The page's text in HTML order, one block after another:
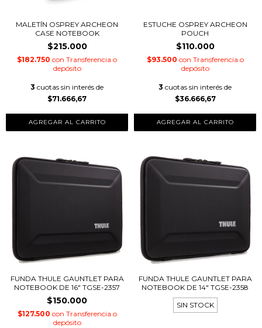
MALETÍN OSPREY ARCHEON
CASE NOTEBOOK
$215.000
$182.750 con Transferencia o
depósito
3 cuotas sin interés de
$71.666,67
ESTUCHE OSPREY ARCHEON
POUCH
$110.000
$93.500 con Transferencia o
depósito
3 cuotas sin interés de
$36.666,67
FUNDA THULE GAUNTLET PARA
NOTEBOOK DE 16" TGSE-2357
$150.000
$127.500 con Transferencia o
depósito
FUNDA THULE GAUNTLET PARA
NOTEBOOK DE 14" TGSE-2358
SIN STOCK